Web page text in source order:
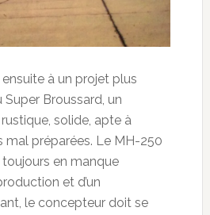
à un projet plus
Broussard, un
solide, apte à
mal préparées. Le MH-250
toujours en manque
et d’un
le concepteur doit se